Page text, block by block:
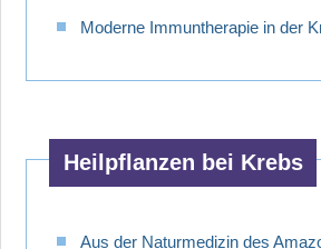
Moderne Immuntherapie in der
Heilpflanzen bei Krebs
Aus der Naturmedizin des